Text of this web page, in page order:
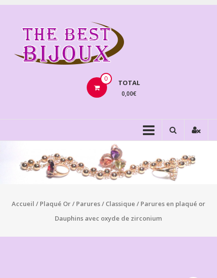
Aller
contenu
0 TOTAL
0,00€
Accueil / Plaqué Or/ Parures/ Classique / Parures en plaqué or
Dauphins avec oxyde de zirconium